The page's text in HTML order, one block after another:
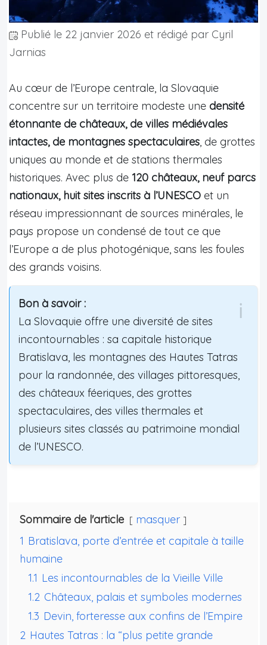
Publié le 22 janvier 2026 et rédigé par Cyril
Jarnias
Au cœur de l’Europe centrale, la Slovaquie
concentre sur un territoire modeste une densité
étonnante de châteaux, de villes médiévales
intactes, de montagnes spectaculaires, de grottes
uniques au monde et de stations thermales
historiques. Avec plus de 120 châteaux, neuf parcs
nationaux, huit sites inscrits à l’UNESCO et un
réseau impressionnant de sources minérales, le
pays propose un condensé de tout ce que
l’Europe a de plus photogénique, sans les foules
des grands voisins.
Bon à savoir :
La Slovaquie offre une diversité de sites
incontournables : sa capitale historique
Bratislava, les montagnes des Hautes Tatras
pour la randonnée, des villages pittoresques,
des châteaux féeriques, des grottes
spectaculaires, des villes thermales et
plusieurs sites classés au patrimoine mondial
de l’UNESCO.
Sommaire de l'article
masquer
1 Bratislava, porte d’entrée et capitale à taille
humaine
1.1 Les incontournables de la Vieille Ville
1.2 Châteaux, palais et symboles modernes
1.3 Devin, forteresse aux confins de l’Empire
2 Hautes Tatras : la “plus petite grande